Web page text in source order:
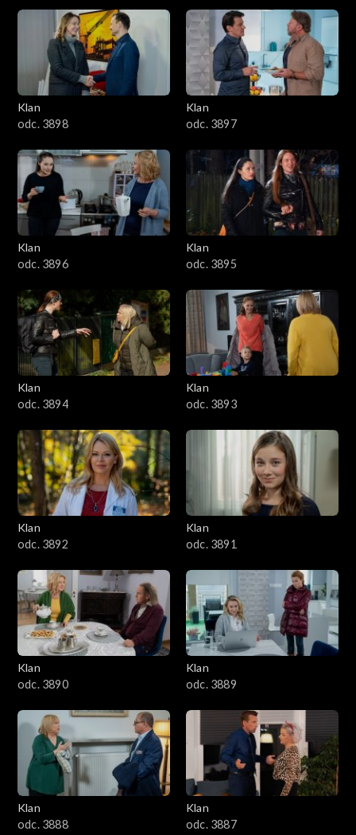
4301–4400
4201–4300
4101–4200
3901–4000
3801–3900
3701–3800
3601–3700
3501–3600
3401–3500
3201–3300
3101–3200
3001–3100
2901–3000
2801–2900
2701–2800
2501–2600
2401–2500
2301–2400
Klan
odc. 3898
Klan
odc. 3897
Klan
odc. 3896
Klan
odc. 3895
Klan
odc. 3894
Klan
odc. 3893
Klan
odc. 3892
Klan
odc. 3891
Klan
odc. 3890
Klan
odc. 3889
Klan
odc. 3888
Klan
odc. 3887